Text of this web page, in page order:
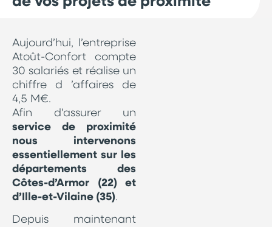
Aujourd’hui, l’entreprise
Atoût-Confort compte
30 salariés et réalise un
chiffre d ’affaires de
4,5 M€.
Afin d’assurer un
service de proximité
nous intervenons
essentiellement sur les
départements des
Côtes-d’Armor (22) et
d’Ille-et-Vilaine (35).
Depuis maintenant